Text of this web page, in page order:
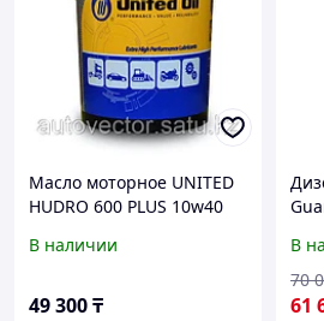
Масло моторное UNITED
HUDRO 600 PLUS 10w40
20L
В наличии
49 300₸
В
61
70